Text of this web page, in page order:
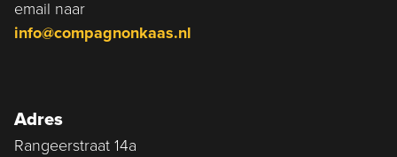
email naar
info@compagnonkaas.nl
Adres
Rangeerstraat 14a